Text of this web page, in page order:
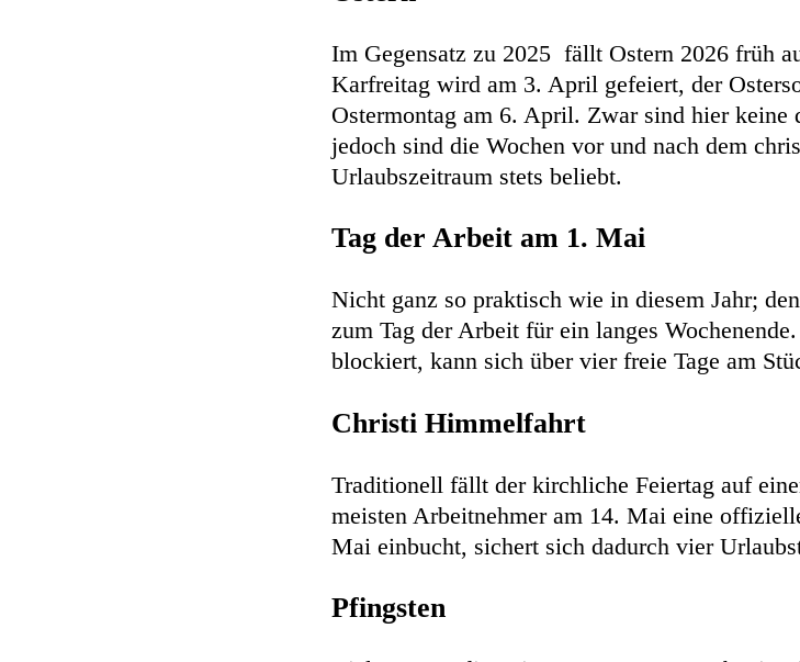
Im Gegensatz zu 2025 fällt Ostern 2026 früh
Karfreitag wird am 3. April gefeiert, der
Ostermontag am 6. April. Zwar sind hier keine
jedoch sind die Wochen vor und nach dem
Urlaubszeitraum stets beliebt.
Tag der Arbeit am 1. Mai
Nicht ganz so praktisch wie in diesem Jahr;
zum Tag der Arbeit für ein langes
blockiert, kann sich über vier freie Tage am
Christi Himmelfahrt
Traditionell fällt der kirchliche Feiertag auf
meisten Arbeitnehmer am 14. Mai eine
Mai einbucht, sichert sich dadurch vier
Pfingsten